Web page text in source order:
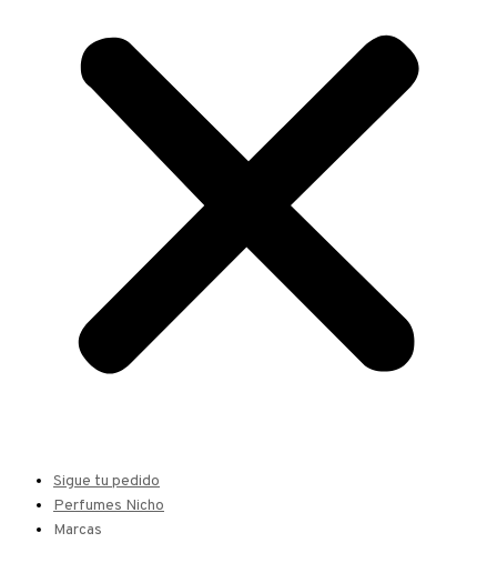
Sigue tu pedido
Perfumes Nicho
Marcas